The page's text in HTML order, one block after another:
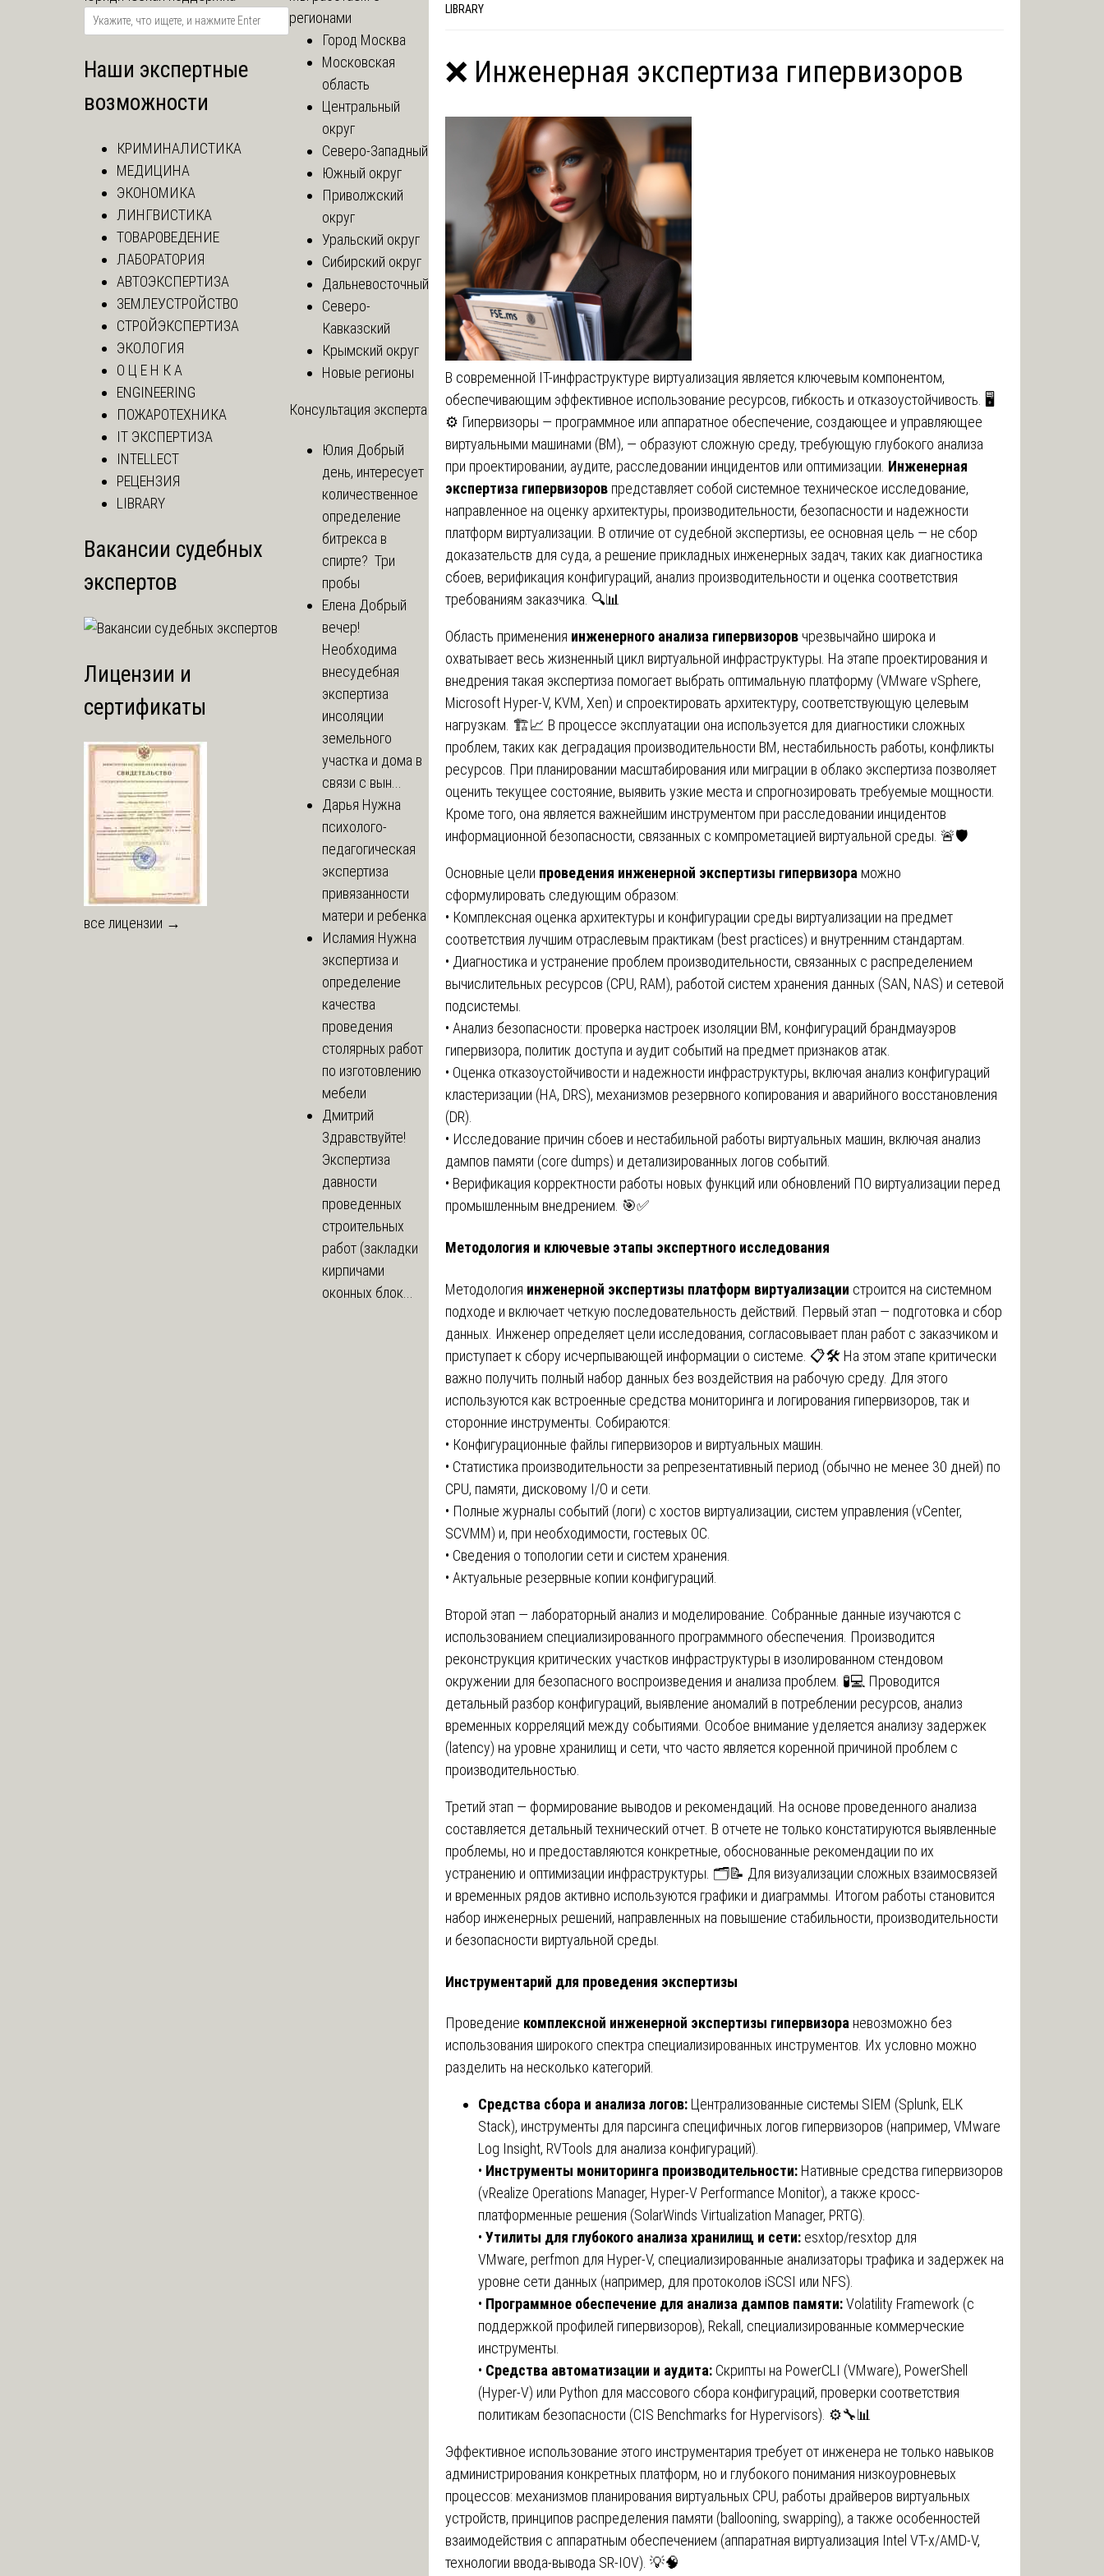
LIBRARY
❌ Инженерная экспертиза гипервизоров
В современной IT-инфраструктуре виртуализация является ключевым компонентом,
обеспечивающим эффективное использование ресурсов, гибкость и отказоустойчивость. 🖥️
⚙️ Гипервизоры — программное или аппаратное обеспечение, создающее и управляющее
виртуальными машинами (ВМ), — образуют сложную среду, требующую глубокого анализа
при проектировании, аудите, расследовании инцидентов или оптимизации. Инженерная
экспертиза гипервизоров представляет собой системное техническое исследование,
направленное на оценку архитектуры, производительности, безопасности и надежности
платформ виртуализации. В отличие от судебной экспертизы, ее основная цель — не сбор
доказательств для суда, а решение прикладных инженерных задач, таких как диагностика
сбоев, верификация конфигураций, анализ производительности и оценка соответствия
требованиям заказчика. 🔍📊
Область применения инженерного анализа гипервизоров чрезвычайно широка и
охватывает весь жизненный цикл виртуальной инфраструктуры. На этапе проектирования и
внедрения такая экспертиза помогает выбрать оптимальную платформу (VMware vSphere,
Microsoft Hyper-V, KVM, Xen) и спроектировать архитектуру, соответствующую целевым
нагрузкам. 🏗️📈 В процессе эксплуатации она используется для диагностики сложных
проблем, таких как деградация производительности ВМ, нестабильность работы, конфликты
ресурсов. При планировании масштабирования или миграции в облако экспертиза позволяет
оценить текущее состояние, выявить узкие места и спрогнозировать требуемые мощности.
Кроме того, она является важнейшим инструментом при расследовании инцидентов
информационной безопасности, связанных с компрометацией виртуальной среды. 🚨🛡️
Основные цели проведения инженерной экспертизы гипервизора можно
сформулировать следующим образом:
• Комплексная оценка архитектуры и конфигурации среды виртуализации на предмет
соответствия лучшим отраслевым практикам (best practices) и внутренним стандартам.
• Диагностика и устранение проблем производительности, связанных с распределением
вычислительных ресурсов (CPU, RAM), работой систем хранения данных (SAN, NAS) и сетевой
подсистемы.
• Анализ безопасности: проверка настроек изоляции ВМ, конфигураций брандмауэров
гипервизора, политик доступа и аудит событий на предмет признаков атак.
• Оценка отказоустойчивости и надежности инфраструктуры, включая анализ конфигураций
кластеризации (HA, DRS), механизмов резервного копирования и аварийного восстановления
(DR).
• Исследование причин сбоев и нестабильной работы виртуальных машин, включая анализ
дампов памяти (core dumps) и детализированных логов событий.
• Верификация корректности работы новых функций или обновлений ПО виртуализации перед
промышленным внедрением. 🎯✅
Методология и ключевые этапы экспертного исследования
Методология инженерной экспертизы платформ виртуализации строится на системном
подходе и включает четкую последовательность действий. Первый этап — подготовка и сбор
данных. Инженер определяет цели исследования, согласовывает план работ с заказчиком и
приступает к сбору исчерпывающей информации о системе. 📋🛠️ На этом этапе критически
важно получить полный набор данных без воздействия на рабочую среду. Для этого
используются как встроенные средства мониторинга и логирования гипервизоров, так и
сторонние инструменты. Собираются:
• Конфигурационные файлы гипервизоров и виртуальных машин.
• Статистика производительности за репрезентативный период (обычно не менее 30 дней) по
CPU, памяти, дисковому I/O и сети.
• Полные журналы событий (логи) с хостов виртуализации, систем управления (vCenter,
SCVMM) и, при необходимости, гостевых ОС.
• Сведения о топологии сети и систем хранения.
• Актуальные резервные копии конфигураций.
Второй этап — лабораторный анализ и моделирование. Собранные данные изучаются с
использованием специализированного программного обеспечения. Производится
реконструкция критических участков инфраструктуры в изолированном стендовом
окружении для безопасного воспроизведения и анализа проблем. 🧪💻 Проводится
детальный разбор конфигураций, выявление аномалий в потреблении ресурсов, анализ
временных корреляций между событиями. Особое внимание уделяется анализу задержек
(latency) на уровне хранилищ и сети, что часто является коренной причиной проблем с
производительностью.
Третий этап — формирование выводов и рекомендаций. На основе проведенного анализа
составляется детальный технический отчет. В отчете не только констатируются выявленные
проблемы, но и предоставляются конкретные, обоснованные рекомендации по их
устранению и оптимизации инфраструктуры. 🗂️📝 Для визуализации сложных взаимосвязей
и временных рядов активно используются графики и диаграммы. Итогом работы становится
набор инженерных решений, направленных на повышение стабильности, производительности
и безопасности виртуальной среды.
Инструментарий для проведения экспертизы
Проведение комплексной инженерной экспертизы гипервизора невозможно без
использования широкого спектра специализированных инструментов. Их условно можно
разделить на несколько категорий.
Средства сбора и анализа логов: Централизованные системы SIEM (Splunk, ELK
Stack), инструменты для парсинга специфичных логов гипервизоров (например, VMware
Log Insight, RVTools для анализа конфигураций).
• Инструменты мониторинга производительности: Нативные средства гипервизоров
(vRealize Operations Manager, Hyper-V Performance Monitor), а также кросс-
платформенные решения (SolarWinds Virtualization Manager, PRTG).
• Утилиты для глубокого анализа хранилищ и сети: esxtop/resxtop для
VMware, perfmon для Hyper-V, специализированные анализаторы трафика и задержек на
уровне сети данных (например, для протоколов iSCSI или NFS).
• Программное обеспечение для анализа дампов памяти:Volatility Framework (с
поддержкой профилей гипервизоров), Rekall, специализированные коммерческие
инструменты.
• Средства автоматизации и аудита: Скрипты на PowerCLI (VMware), PowerShell
(Hyper-V) или Python для массового сбора конфигураций, проверки соответствия
политикам безопасности (CIS Benchmarks for Hypervisors). ⚙️🔧📊
Эффективное использование этого инструментария требует от инженера не только навыков
администрирования конкретных платформ, но и глубокого понимания низкоуровневых
процессов: механизмов планирования виртуальных CPU, работы драйверов виртуальных
устройств, принципов распределения памяти (ballooning, swapping), а также особенностей
взаимодействия с аппаратным обеспечением (аппаратная виртуализация Intel VT-x/AMD-V,
технологии ввода-вывода SR-IOV). 💡🧠
Наши экспертные
возможности
КРИМИНАЛИСТИКА
МЕДИЦИНА
ЭКОНОМИКА
ЛИНГВИСТИКА
ТОВАРОВЕДЕНИЕ
ЛАБОРАТОРИЯ
АВТОЭКСПЕРТИЗА
ЗЕМЛЕУСТРОЙСТВО
СТРОЙЭКСПЕРТИЗА
ЭКОЛОГИЯ
О Ц Е Н К А
ENGINEERING
ПОЖАРОТЕХНИКА
IT ЭКСПЕРТИЗА
INTELLECT
РЕЦЕНЗИЯ
LIBRARY
Вакансии судебных
экспертов
Лицензии и
сертификаты
все лицензии →
регионами
Город Москва
Московская
область
Центральный
округ
Северо-Западный
Южный округ
Приволжский
округ
Уральский округ
Сибирский округ
Дальневосточный
Северо-
Кавказский
Крымский округ
Новые регионы
Консультация эксперта
Юлия Добрый
день, интересует
количественное
определение
битрекса в
спирте? Три
пробы
Елена Добрый
вечер!
Необходима
внесудебная
экспертиза
инсоляции
земельного
участка и дома в
связи с вын...
Дарья Нужна
психолого-
педагогическая
экспертиза
привязанности
матери и ребенка
Исламия Нужна
экспертиза и
определение
качества
проведения
столярных работ
по изготовлению
мебели
Дмитрий
Здравствуйте!
Экспертиза
давности
проведенных
строительных
работ (закладки
кирпичами
оконных блок...